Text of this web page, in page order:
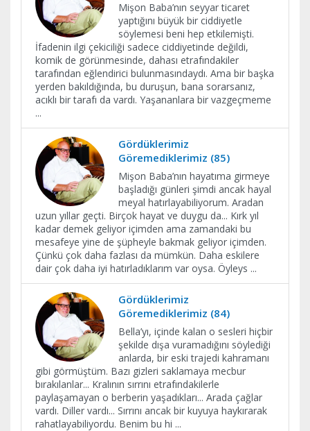
Mişon Baba’nın seyyar ticaret
yaptığını büyük bir ciddiyetle
söylemesi beni hep etkilemişti.
İfadenin ilgi çekiciliği sadece ciddiyetinde değildi,
komik de görünmesinde, dahası etrafındakiler
tarafından eğlendirici bulunmasındaydı. Ama bir başka
yerden bakıldığında, bu duruşun, bana sorarsanız,
acıklı bir tarafı da vardı. Yaşananlara bir vazgeçmeme
...
Gördüklerimiz
Göremediklerimiz (85)
Mişon Baba’nın hayatıma girmeye
başladığı günleri şimdi ancak hayal
meyal hatırlayabiliyorum. Aradan
uzun yıllar geçti. Birçok hayat ve duygu da... Kırk yıl
kadar demek geliyor içimden ama zamandaki bu
mesafeye yine de şüpheyle bakmak geliyor içimden.
Çünkü çok daha fazlası da mümkün. Daha eskilere
dair çok daha iyi hatırladıklarım var oysa. Öyleys ...
Gördüklerimiz
Göremediklerimiz (84)
Bella’yı, içinde kalan o sesleri hiçbir
şekilde dışa vuramadığını söylediği
anlarda, bir eski trajedi kahramanı
gibi görmüştüm. Bazı gizleri saklamaya mecbur
bırakılanlar... Kralının sırrını etrafındakilerle
paylaşamayan o berberin yaşadıkları... Arada çağlar
vardı. Diller vardı... Sırrını ancak bir kuyuya haykırarak
rahatlayabiliyordu. Benim bu hi ...